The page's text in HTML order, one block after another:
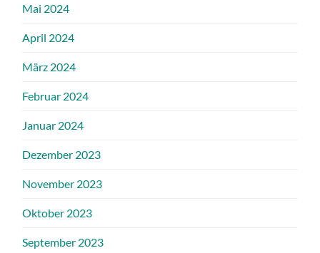
Mai 2024
April 2024
März 2024
Februar 2024
Januar 2024
Dezember 2023
November 2023
Oktober 2023
September 2023